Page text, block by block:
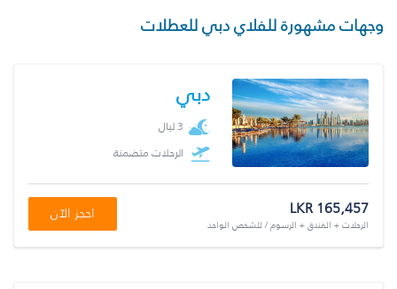
وجهات مشهورة للفلاي دبي للعطلات
دبي
3 ليال
الرحلات متضمنة
LKR 165,457
الرحلات + الفندق + الرسوم / للشخص الواحد
احجز الآن